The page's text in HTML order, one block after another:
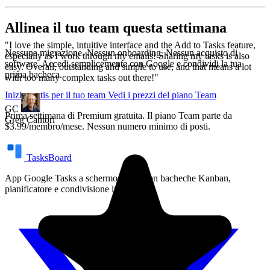
Allinea il tuo team questa settimana
Nessuna migrazione. Nessun onboarding. Nessun acquisto di
software. Accedi semplicemente con Google e condividi la tua
prima bacheca.
Inizia gratis per il tuo team Vedi i prezzi del piano Team
Prima settimana di Premium gratuita. Il piano Team parte da
$3.99/membro/mese. Nessun numero minimo di posti.
TasksBoard
App Google Tasks a schermo intero con bacheche Kanban,
pianificatore e condivisione in team.